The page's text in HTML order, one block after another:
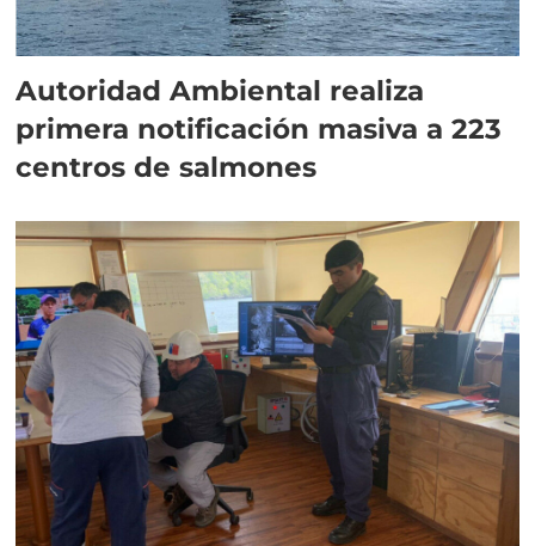
Autoridad Ambiental realiza
primera notificación masiva a 223
centros de salmones